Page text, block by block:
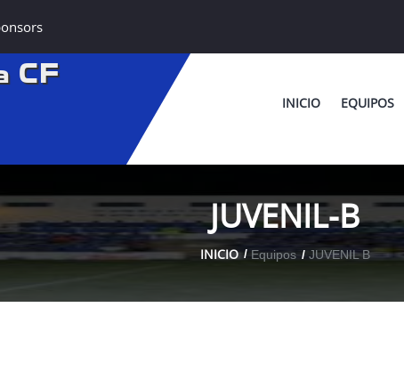
CF
INICIO EQUIPOS
JUVENIL-B
INICIO Equipos JUVENIL B